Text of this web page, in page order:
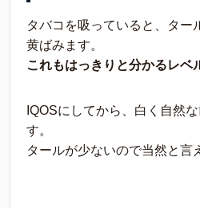
タバコを吸っていると、ター
黄ばみます。
これもはっきりと分かるレベ
IQOSにしてから、白く自然
す。
タールが少ないので当然と言